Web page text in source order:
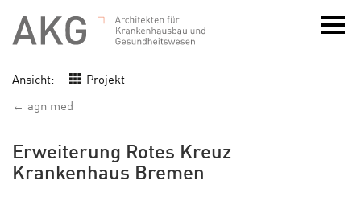
Ansicht:
Projekt
← agn med
Erweiterung Rotes Kreuz
Krankenhaus Bremen